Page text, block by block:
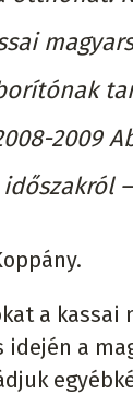
2009
a kassai
idején a